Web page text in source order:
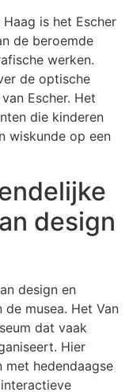
is het Escher
de beroemde
werken.
de optische
Escher. Het
die kinderen
wiskunde op een
design
design en
musea. Het Van
dat vaak
Hier
met hedendaagse